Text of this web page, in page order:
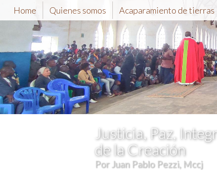
Home Quienes somos Acaparamiento de tierras
Justicia, Paz,
de la Creación
Por Juan Pablo Pezzi, Mccj